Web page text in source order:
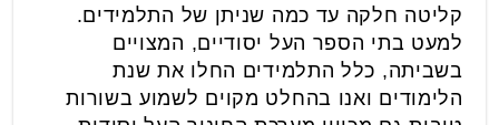
קליטה חלקה עד כמה שניתן של התלמידים.
למעט בתי הספר העל יסודיים, המצויים
בשביתה, כלל התלמידים החלו את שנת
הלימודים ואנו בהחלט מקוים לשמוע בשורות